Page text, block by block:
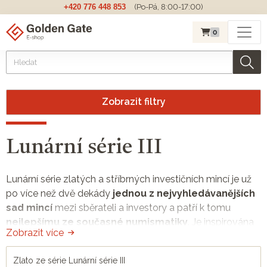
+420 776 448 853 (Po-Pá, 8:00-17:00)
0
Zobrazit filtry
Lunární série III
Lunární série zlatých a stříbrných investičních mincí je už
po více než dvě dekády jednou z nejvyhledávanějších
sad mincí mezi sběrateli a investory a patří k tomu
nejlepšímu ze současné numismatiky . Je inspirována
dvanáctiletým cyklem čínského kalendáře. Mincovna
Perth Mintvydá každý rok mince s jedním motivem
Zobrazit více
Zlato ze série Lunární série III